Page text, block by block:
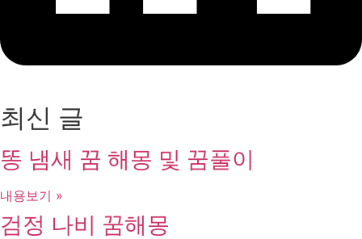
최신 글
똥 냄새 꿈 해몽 및 꿈풀이
내용보기 »
검정 나비 꿈해몽